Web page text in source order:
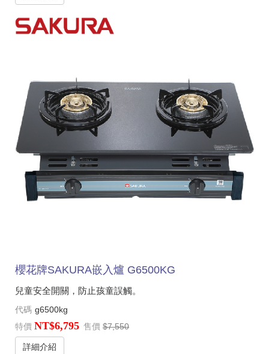
櫻花牌SAKURA嵌入爐 G6500KG
兒童安全開關，防止孩童誤觸。
代碼 g6500kg
特價 NT$6,795 售價 $7,550
詳細介紹